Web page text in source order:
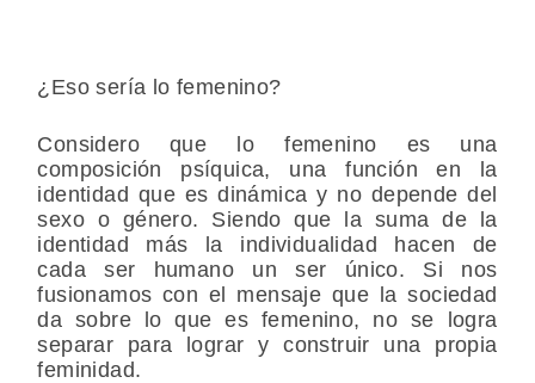
¿Eso sería lo femenino?
Considero que lo femenino es una
composición psíquica, una función en la
identidad que es dinámica y no depende del
sexo o género. Siendo que la suma de la
identidad más la individualidad hacen de
cada ser humano un ser único. Si nos
fusionamos con el mensaje que la sociedad
da sobre lo que es femenino, no se logra
separar para lograr y construir una propia
feminidad.